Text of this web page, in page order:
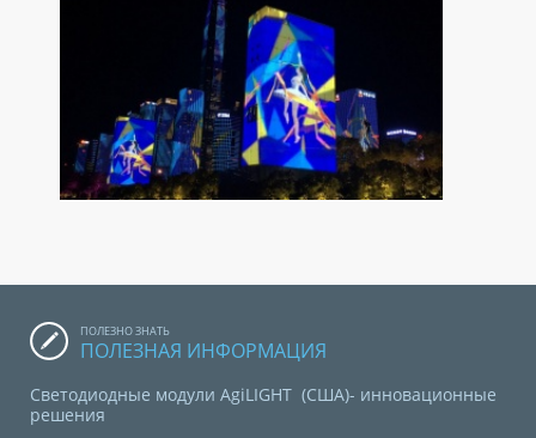
ПОЛЕЗНО ЗНАТЬ
ПОЛЕЗНАЯ ИНФОРМАЦИЯ
Светодиодные модули AgiLIGHT (США)- инновационные
решения